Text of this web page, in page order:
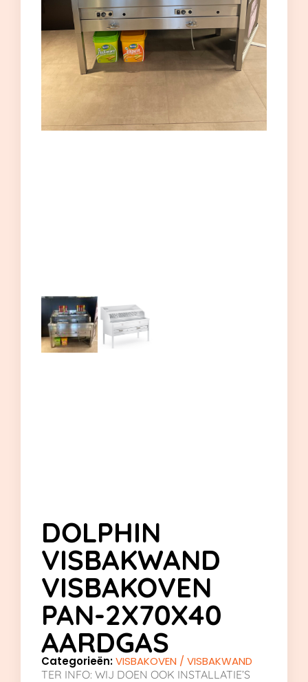
DOLPHIN
VISBAKWAND
VISBAKOVEN
PAN-2X70X40
AARDGAS
Categorieën:VISBAKOVEN / VISBAKWAND
TER INFO: WIJ DOEN OOK INSTALLATIE’S